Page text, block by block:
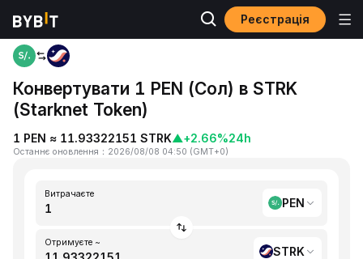
Реєстрація
Головна
Конвертувати 1 PEN (Сол) в STRK
(Starknet Token)
1 PEN ≈ 11.93322151 STRK▲+2.66%24h
Останнє оновлення ： 2026/08/08 04:50 (GMT+0)
Витрачаєте
PEN
Отримуєте ~
STRK